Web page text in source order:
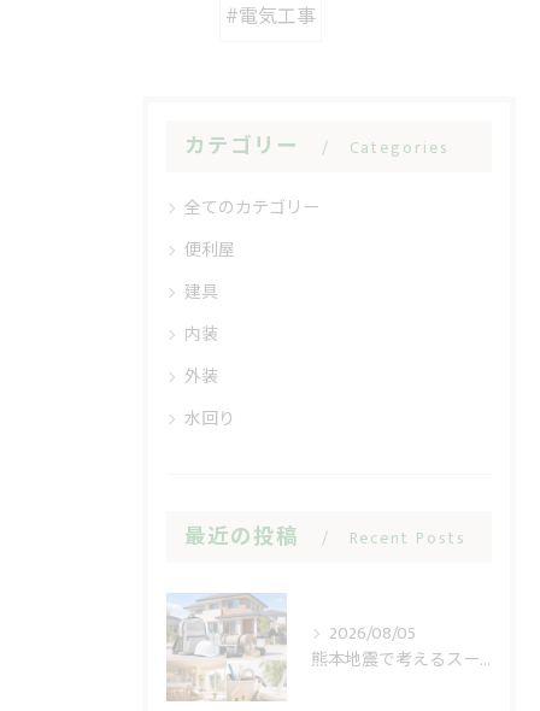
#電気工事
カテゴリー Categories
全てのカテゴリー
便利屋
建具
内装
外装
水回り
最近の投稿 Recent Posts
2026/08/05
熊本地震で考えるスーパー休業と住まいの備え